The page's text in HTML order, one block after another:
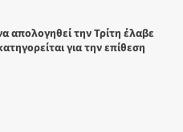
απολογηθεί την Τρίτη έλαβε
για την επίθεση